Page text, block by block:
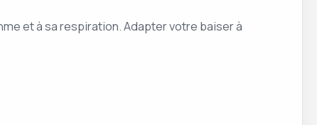
et à sa respiration. Adapter votre baiser à